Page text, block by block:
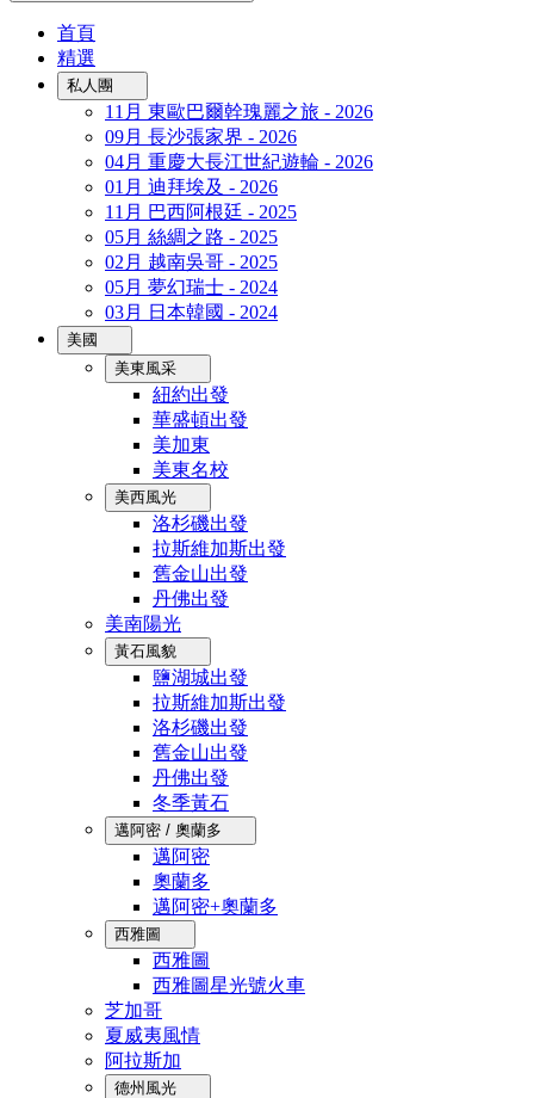
首頁
精選
私人團
11月 東歐巴爾幹瑰麗之旅 - 2026
09月 長沙張家界 - 2026
04月 重慶大長江世紀遊輪 - 2026
01月 迪拜埃及 - 2026
11月 巴西阿根廷 - 2025
05月 絲綢之路 - 2025
02月 越南吳哥 - 2025
05月 夢幻瑞士 - 2024
03月 日本韓國 - 2024
美國
美東風采
紐約出發
華盛頓出發
美加東
美東名校
美西風光
洛杉磯出發
拉斯維加斯出發
舊金山出發
丹佛出發
美南陽光
黃石風貌
鹽湖城出發
拉斯維加斯出發
洛杉磯出發
舊金山出發
丹佛出發
冬季黃石
邁阿密 / 奧蘭多
邁阿密
奧蘭多
邁阿密+奧蘭多
西雅圖
西雅圖
西雅圖星光號火車
芝加哥
夏威夷風情
阿拉斯加
德州風光